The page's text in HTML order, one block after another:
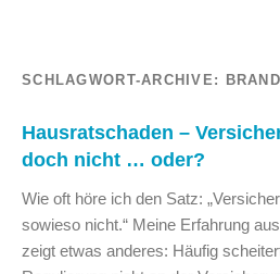
SCHLAGWORT-ARCHIVE:
Hausratschaden –
doch nicht … oder?
Wie oft höre ich den Satz:
sowieso nicht.“ Meine Erfahrung
zeigt etwas anderes: Häufig